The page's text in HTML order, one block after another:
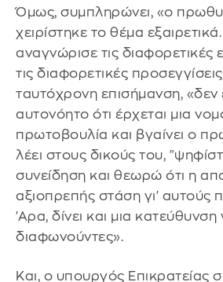
Όμως, συμπληρώνει, «ο
χειρίστηκε το θέμα εξαιρετικά.
αναγνώρισε τις διαφορετικές
τις διαφορετικές
ταυτόχρονη επισήμανση, «δεν
αυτονόητο ότι έρχεται μια
πρωτοβουλία και βγαίνει ο
λέει στους δικούς του,
συνείδηση και θεωρώ ότι η
αξιοπρεπής στάση γι' αυτούς
'Αρα, δίνει και μια κατεύθυνση
διαφωνούντες».
Και, ο υπουργός Επικρατείας